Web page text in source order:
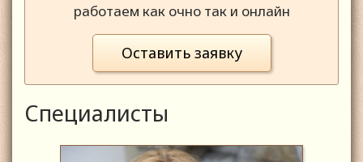
работаем как очно так и онлайн
Оставить заявку
Специалисты